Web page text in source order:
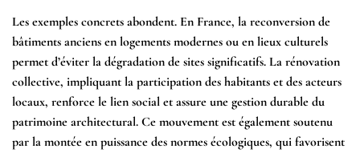
Les exemples concrets abondent. En France, la reconversion de
bâtiments anciens en logements modernes ou en lieux culturels
permet d’éviter la dégradation de sites significatifs. La rénovation
collective, impliquant la participation des habitants et des acteurs
locaux, renforce le lien social et assure une gestion durable du
patrimoine architectural. Ce mouvement est également soutenu
par la montée en puissance des normes écologiques, qui favorisent